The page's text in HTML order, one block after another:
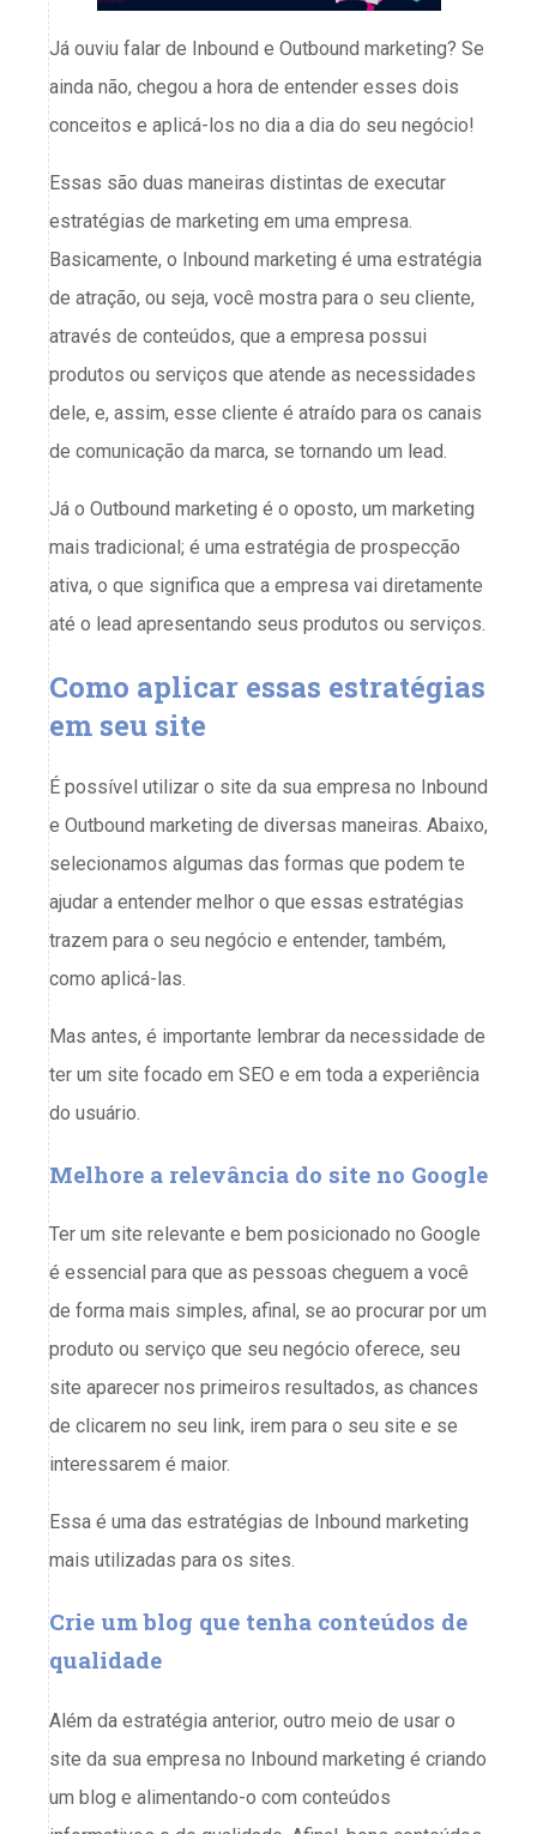
Já ouviu falar de Inbound e Outbound marketing? Se
ainda não, chegou a hora de entender esses dois
conceitos e aplicá-los no dia a dia do seu negócio!
Essas são duas maneiras distintas de executar
estratégias de marketing em uma empresa.
Basicamente, o Inbound marketing é uma estratégia
de atração, ou seja, você mostra para o seu cliente,
através de conteúdos, que a empresa possui
produtos ou serviços que atende as necessidades
dele, e, assim, esse cliente é atraído para os canais
de comunicação da marca, se tornando um lead.
Já o Outbound marketing é o oposto, um marketing
mais tradicional; é uma estratégia de prospecção
ativa, o que significa que a empresa vai diretamente
até o lead apresentando seus produtos ou serviços.
Como aplicar essas estratégias
em seu site
É possível utilizar o site da sua empresa no Inbound
e Outbound marketing de diversas maneiras. Abaixo,
selecionamos algumas das formas que podem te
ajudar a entender melhor o que essas estratégias
trazem para o seu negócio e entender, também,
como aplicá-las.
Mas antes, é importante lembrar da necessidade de
ter um site focado em SEO e em toda a experiência
do usuário.
Melhore a relevância do site no Google
Ter um site relevante e bem posicionado no Google
é essencial para que as pessoas cheguem a você
de forma mais simples, afinal, se ao procurar por um
produto ou serviço que seu negócio oferece, seu
site aparecer nos primeiros resultados, as chances
de clicarem no seu link, irem para o seu site e se
interessarem é maior.
Essa é uma das estratégias de Inbound marketing
mais utilizadas para os sites.
Crie um blog que tenha conteúdos de
qualidade
Além da estratégia anterior, outro meio de usar o
site da sua empresa no Inbound marketing é criando
um blog e alimentando-o com conteúdos